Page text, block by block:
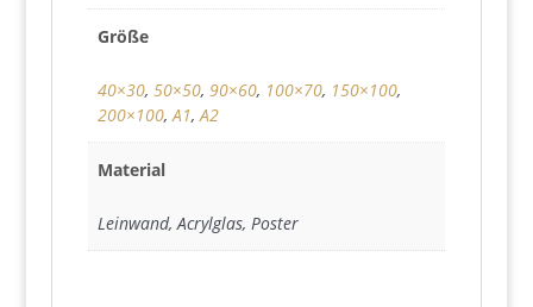
Größe
40×30, 50×50, 90×60, 100×70, 150×100,
200×100,A1,A2
Material
Leinwand, Acrylglas, Poster